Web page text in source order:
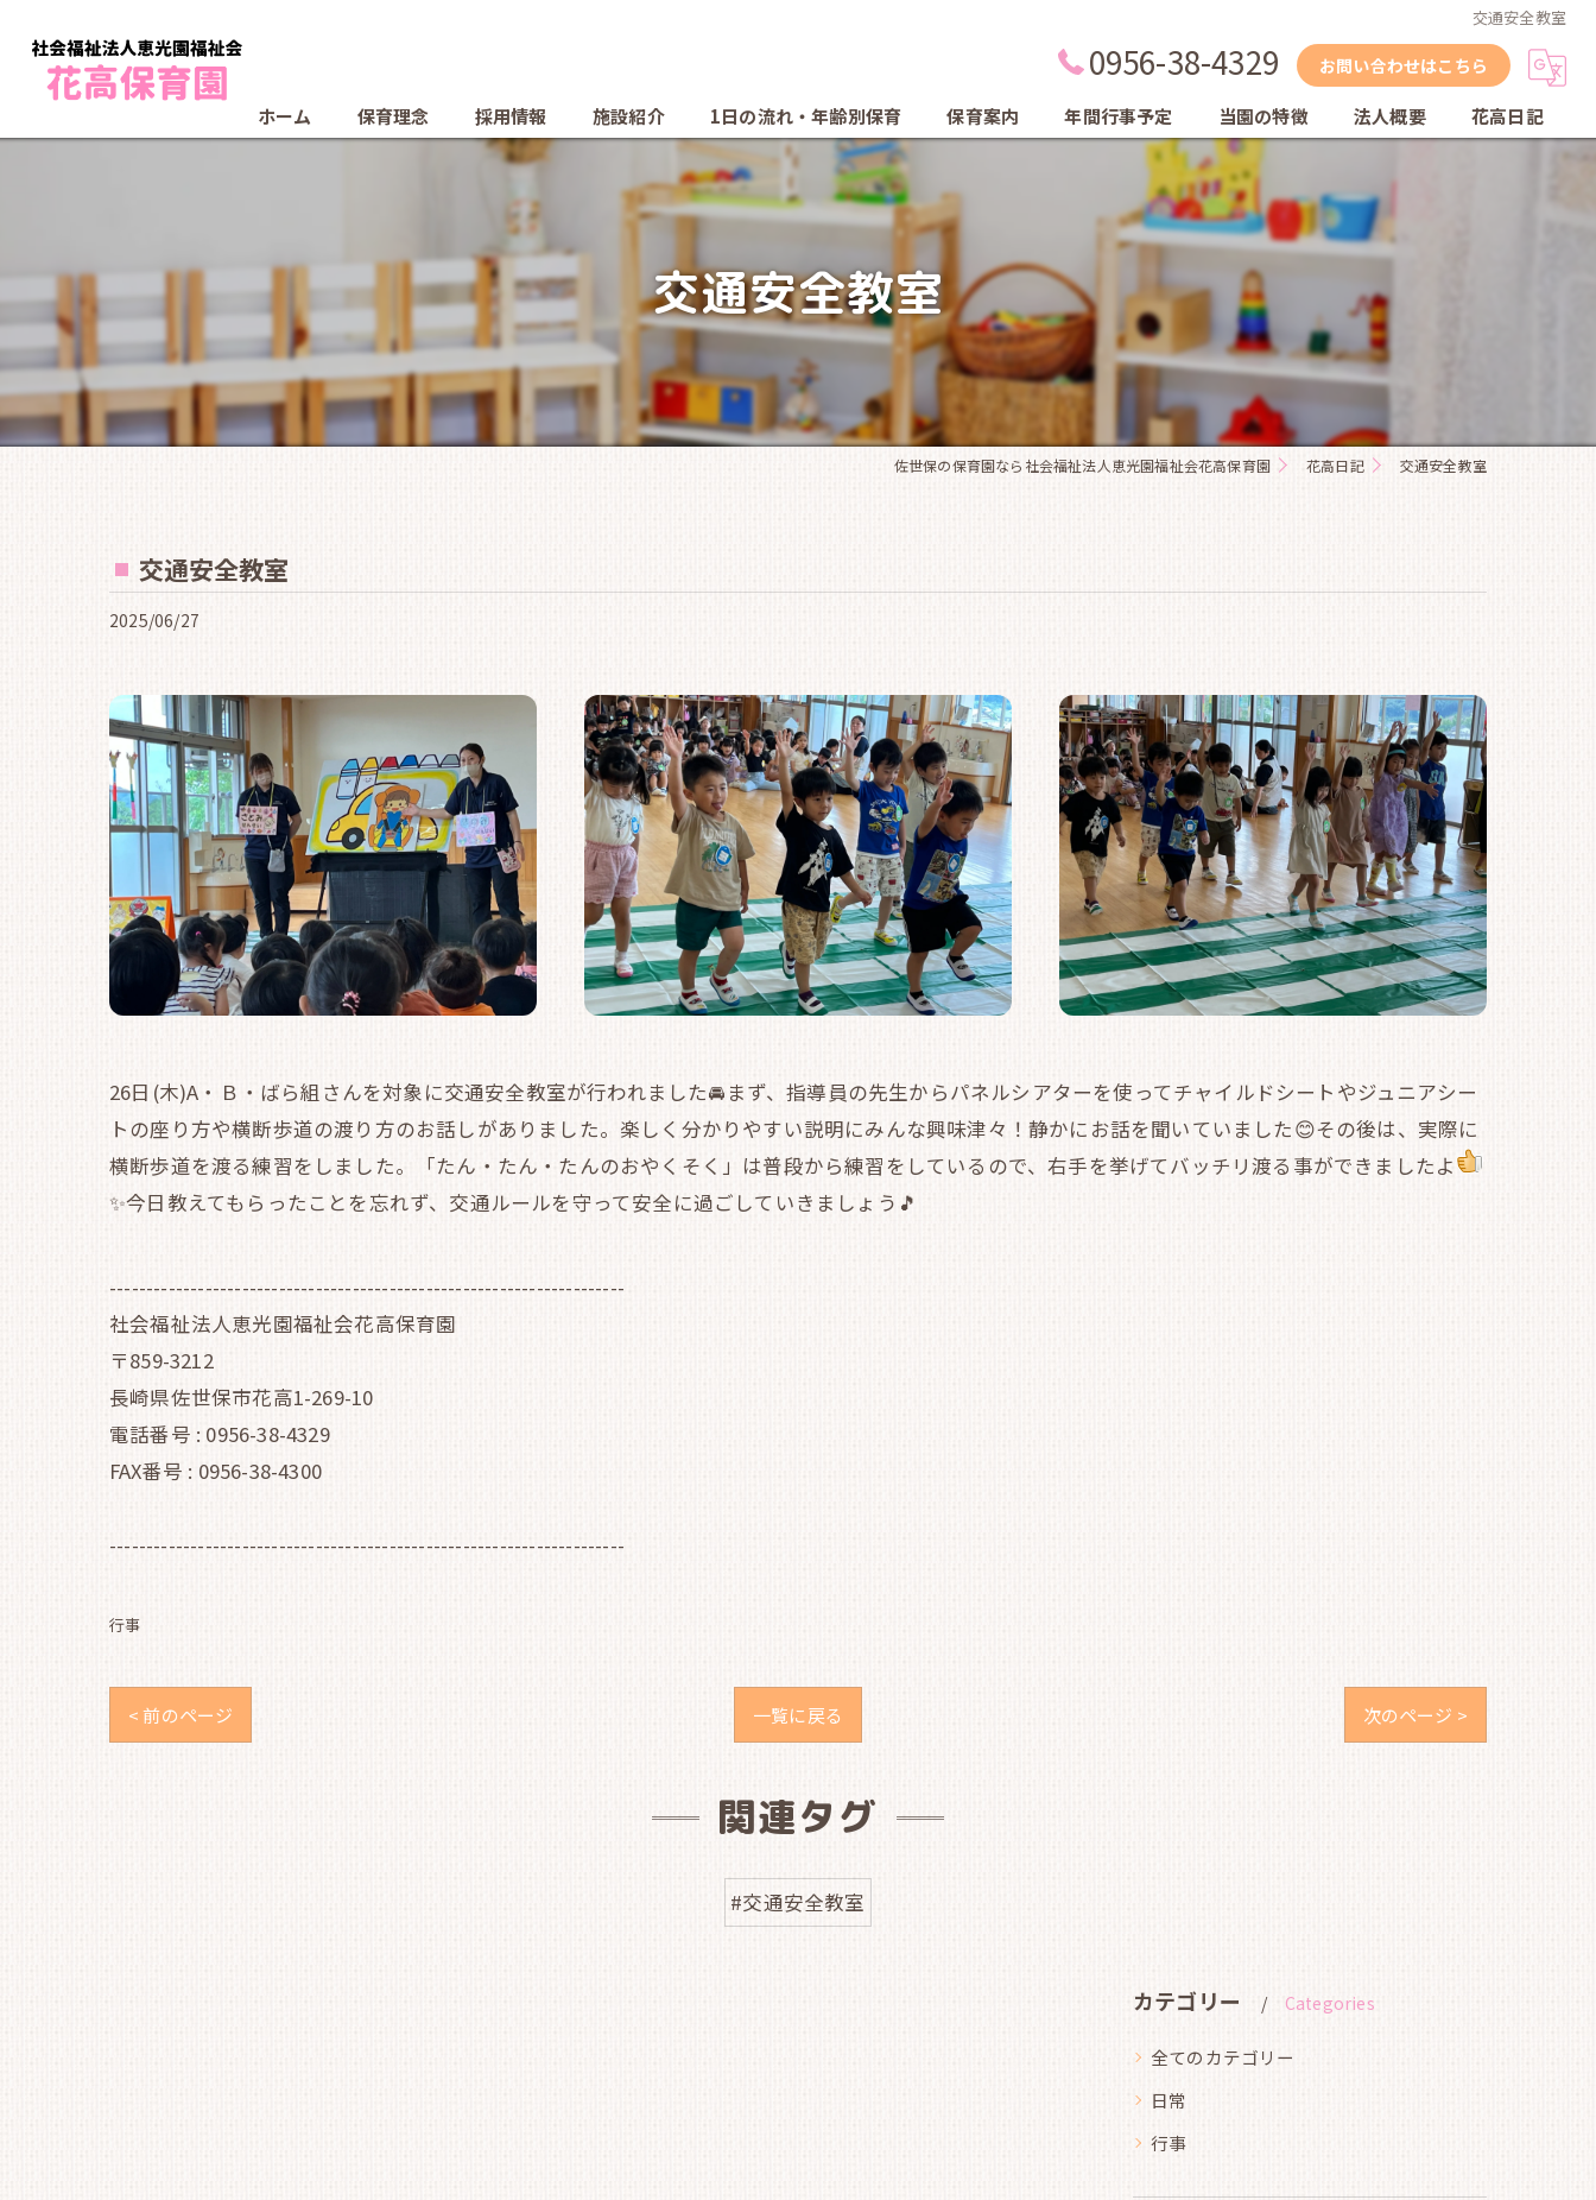
交通安全教室
0956-38-4329 お問い合わせはこちら
ホーム 保育理念 採用情報 施設紹介 1日の流れ・年齢別保育 保育案内 年間行事予定 当園の特徴
縦割り保育
体育教室
英会話教室
乾布摩擦
法人概要 花高日記
交通安全教室
佐世保の保育園なら社会福祉法人恵光園福祉会花高保育園 花高日記 交通安全教室
交通安全教室
2025/06/27
26日(木)A・Ｂ・ばら組さんを対象に交通安全教室が行われました🚘まず、指導員の先生からパネルシアターを使ってチャイルドシートやジュニアシー
トの座り方や横断歩道の渡り方のお話しがありました。楽しく分かりやすい説明にみんな興味津々！静かにお話を聞いていました😊その後は、実際に
横断歩道を渡る練習をしました。「たん・たん・たんのおやくそく」は普段から練習をしているので、右手を挙げてバッチリ渡る事ができましたよ
✨今日教えてもらったことを忘れず、交通ルールを守って安全に過ごしていきましょう🎵
----------------------------------------------------------------------
社会福祉法人恵光園福祉会花高保育園
〒859-3212
長崎県佐世保市花高1-269-10
電話番号 : 0956-38-4329
FAX番号 : 0956-38-4300
----------------------------------------------------------------------
行事
< 前のページ 一覧に戻る 次のページ >
関連タグ
#交通安全教室
カテゴリー Categories
全てのカテゴリー
日常
行事